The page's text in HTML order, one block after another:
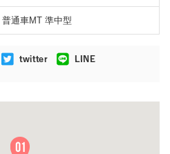
通車MT 準中型